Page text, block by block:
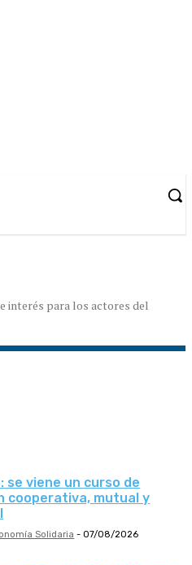
interés para los actores del
se viene un curso de
cooperativa, mutual y
Solidaria - 07/08/2026